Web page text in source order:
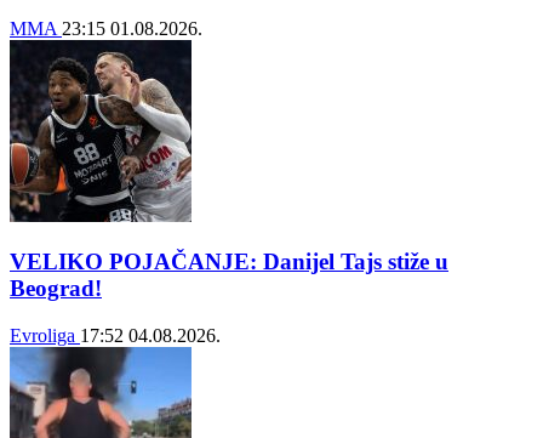
MMA 23:15 01.08.2026.
VELIKO POJAČANJE: Danijel Tajs stiže u
Beograd!
Evroliga 17:52 04.08.2026.